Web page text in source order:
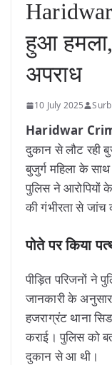
हुआ हमला,
अपराध
10 July 2025
Haridwar
दुकान से लौट रही
बुजुर्ग महिला के
पुलिस ने आरोपियों
की गंभीरता से जांच
पोते पर किया
पीड़ित परिजनों ने
जानकारी के
हजराग्रंट थाना
कराई। पुलिस को
दुकान से आ थी।